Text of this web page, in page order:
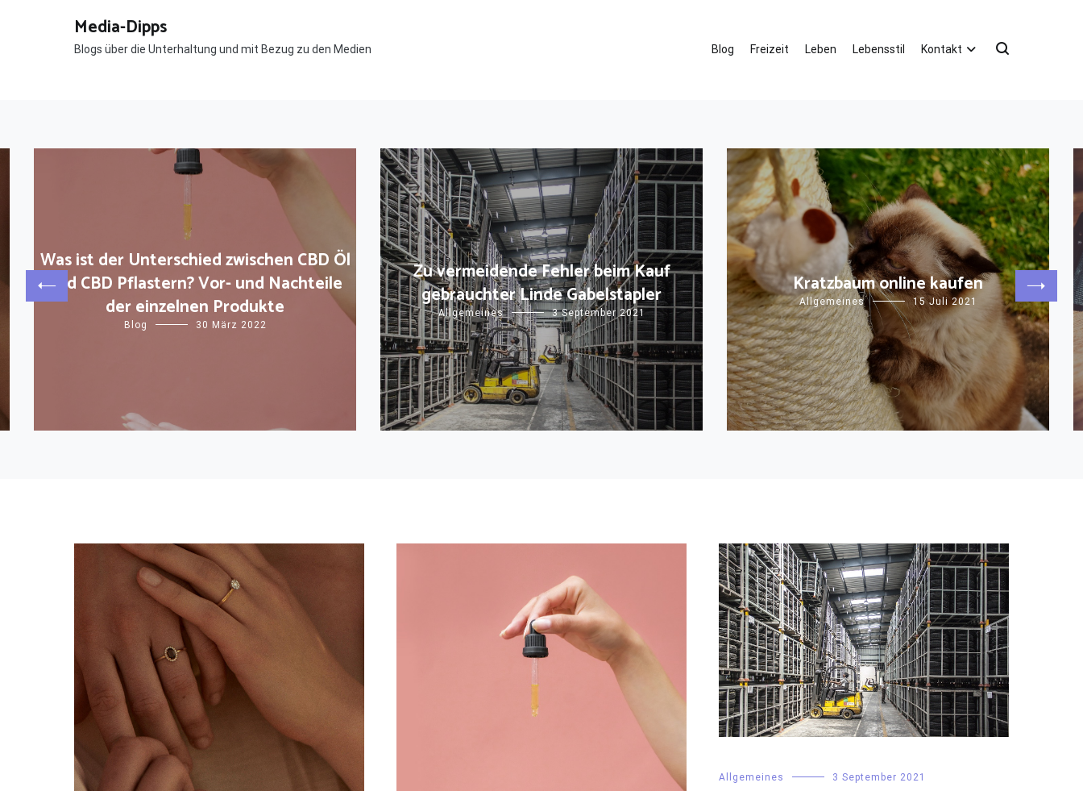
Media-Dipps
Blogs über die Unterhaltung und mit Bezug zu den Medien Blog Freizeit Leben Lebensstil Kontakt
Was ist der Unterschied zwischen CBD Öl
und CBD Pflastern? Vor- und Nachteile
der einzelnen Produkte
Blog 30 März 2022
Zu vermeidende Fehler beim Kauf
gebrauchter Linde Gabelstapler
Allgemeines 3 September 2021
Kratzbaum online kaufen
Allgemeines 15 Juli 2021
Allgemeines 3 September 2021